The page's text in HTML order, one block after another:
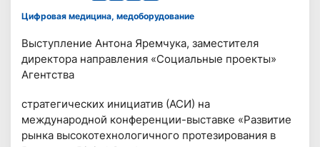
Цифровая медицина, медоборудование
Выступление Антона Яремчука, заместителя
директора направления «Социальные проекты»
Агентства
стратегических инициатив (АСИ) на
международной конференции-выставке «Развитие
рынка высокотехнологичного протезирования в